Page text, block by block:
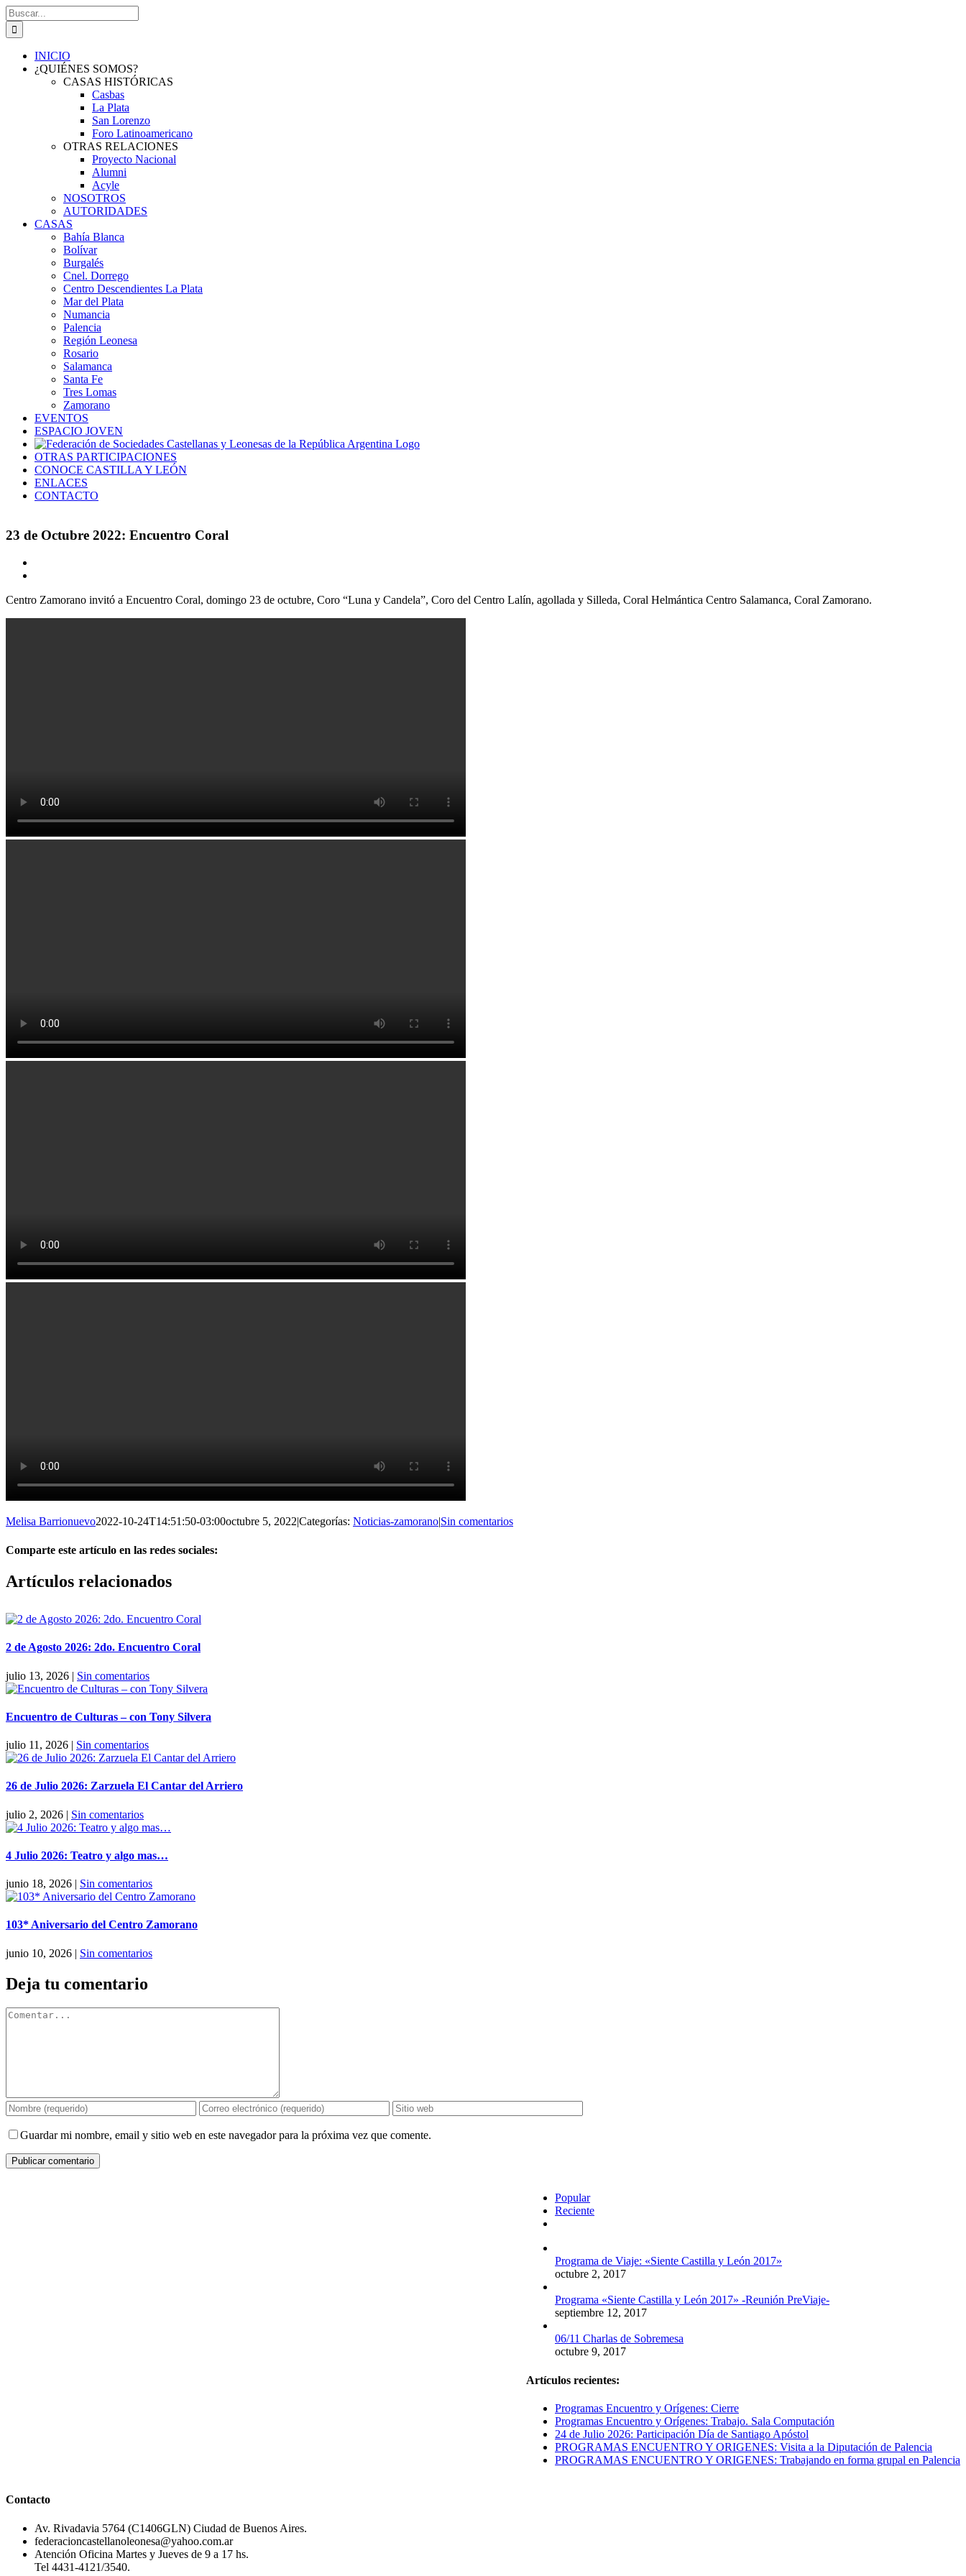
Saltar
al
contenido
Buscar:
INICIO
¿QUIÉNES SOMOS?
CASAS HISTÓRICAS
Casbas
La Plata
San Lorenzo
Foro Latinoamericano
OTRAS RELACIONES
Proyecto Nacional
Alumni
Acyle
NOSOTROS
AUTORIDADES
CASAS
Bahía Blanca
Bolívar
Burgalés
Cnel. Dorrego
Centro Descendientes La Plata
Mar del Plata
Numancia
Palencia
Región Leonesa
Rosario
Salamanca
Santa Fe
Tres Lomas
Zamorano
EVENTOS
ESPACIO JOVEN
OTRAS PARTICIPACIONES
CONOCE CASTILLA Y LEÓN
ENLACES
CONTACTO
23 de Octubre 2022: Encuentro Coral
grande
Centro Zamorano invitó a Encuentro Coral, domingo 23 de octubre, Coro “Luna y Candela”, Coro del Centro Lalín, agollada y Silleda, Coral Helmántica Centro Salamanca, Coral Zamorano.
Melisa Barrionuevo2022-10-24T14:51:50-03:00octubre 5, 2022|Categorías: Noticias-zamorano|Sin comentarios
Comparte este artículo en las redes sociales:
Facebook
X
Reddit
LinkedIn
Pinterest
Vk
Artículos relacionados
2 de Agosto 2026: 2do. Encuentro Coral
julio 13, 2026 | Sin comentarios
Encuentro de Culturas – con Tony Silvera
julio 11, 2026 | Sin comentarios
26 de Julio 2026: Zarzuela El Cantar del Arriero
julio 2, 2026 | Sin comentarios
4 Julio 2026: Teatro y algo mas…
junio 18, 2026 | Sin comentarios
103* Aniversario del Centro Zamorano
junio 10, 2026 | Sin comentarios
Deja tu comentario
Comentar
Guardar mi nombre, email y sitio web en este navegador para la próxima vez que comente.
Popular
Reciente
Programa de Viaje: «Siente Castilla y León 2017»
octubre 2, 2017
Programa «Siente Castilla y León 2017» -Reunión PreViaje-
septiembre 12, 2017
06/11 Charlas de Sobremesa
octubre 9, 2017
Artículos recientes:
Programas Encuentro y Orígenes: Cierre
Programas Encuentro y Orígenes: Trabajo. Sala Computación
24 de Julio 2026: Participación Día de Santiago Apóstol
PROGRAMAS ENCUENTRO Y ORIGENES: Visita a la Diputación de Palencia
PROGRAMAS ENCUENTRO Y ORIGENES: Trabajando en forma grupal en Palencia
Contacto
Av. Rivadavia 5764 (C1406GLN) Ciudad de Buenos Aires.
federacioncastellanoleonesa@yahoo.com.ar
Atención Oficina Martes y Jueves de 9 a 17 hs.
Tel 4431-4121/3540.